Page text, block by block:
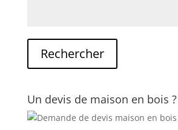
Un devis de maison en bois ?